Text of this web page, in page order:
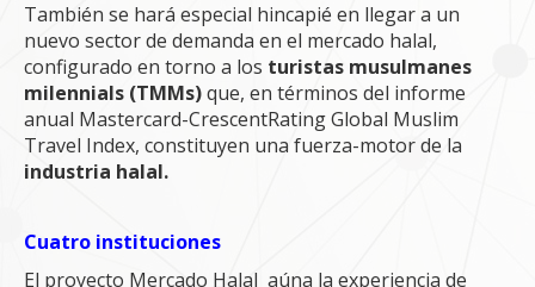
También se hará especial hincapié en llegar a un
nuevo sector de demanda en el mercado halal,
configurado en torno a los turistas musulmanes
milennials (TMMs)que, en términos del informe
anual Mastercard-CrescentRating Global Muslim
Travel Index, constituyen una fuerza-motor de la
industria halal.
Cuatro instituciones
El proyecto Mercado Halal aúna la experiencia de